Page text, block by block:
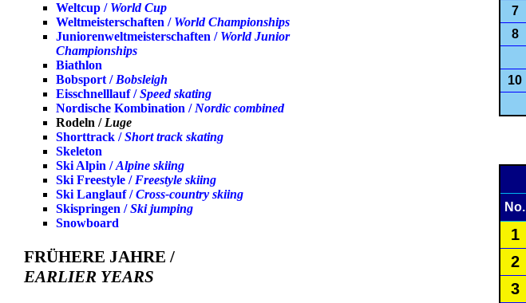
Weltcup / World Cup
Weltmeisterschaften / World Championships
Juniorenweltmeisterschaften / World Junior
Championships
Biathlon
Bobsport / Bobsleigh
Eisschnelllauf /Speed skating
Nordische Kombination / Nordic combined
Rodeln / Luge
Shorttrack /Short track skating
Skeleton
Ski Alpin /Alpine skiing
Ski Freestyle / Freestyle skiing
Ski Langlauf /Cross-country skiing
Skispringen /Ski jumping
Snowboard
FRÜHERE JAHRE /
EARLIER YEARS
7
8
10
No.
1
2
3